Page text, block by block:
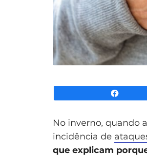
No inverno, quando
incidência de
que explicam